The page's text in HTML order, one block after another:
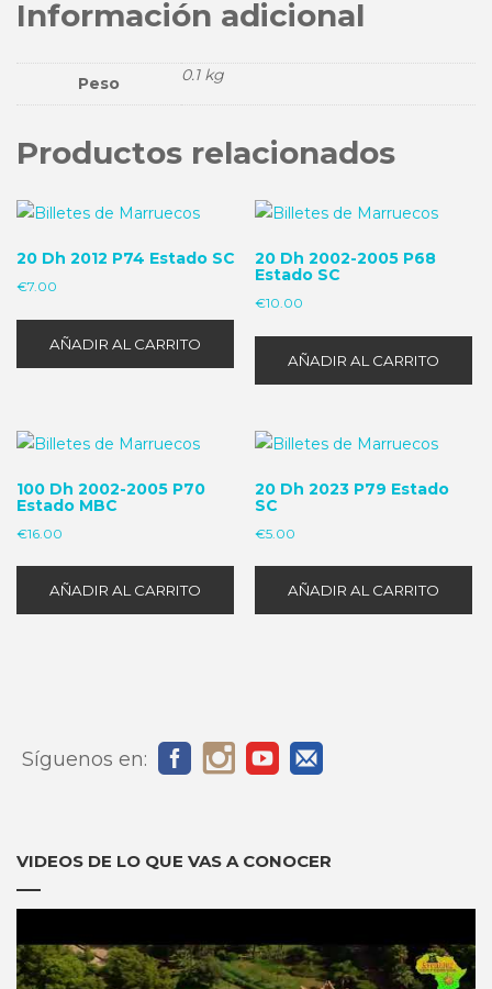
Información adicional
Peso 0.1 kg
Productos relacionados
20 Dh 2012 P74 Estado SC
€7.00
AÑADIR AL CARRITO
20 Dh 2002-2005 P68
Estado SC
€10.00
AÑADIR AL CARRITO
100 Dh 2002-2005 P70
Estado MBC
€16.00
AÑADIR AL CARRITO
20 Dh 2023 P79 Estado
SC
€5.00
AÑADIR AL CARRITO
Síguenos en:
VIDEOS DE LO QUE VAS A CONOCER